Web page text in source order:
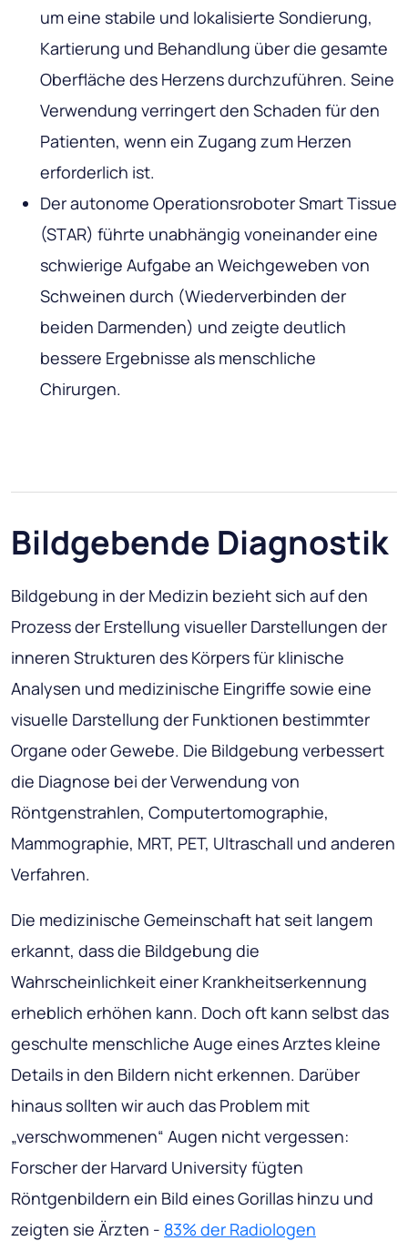
um eine stabile und lokalisierte Sondierung,
Kartierung und Behandlung über die gesamte
Oberfläche des Herzens durchzuführen. Seine
Verwendung verringert den Schaden für den
Patienten, wenn ein Zugang zum Herzen
erforderlich ist.
Der autonome Operationsroboter Smart Tissue
(STAR) führte unabhängig voneinander eine
schwierige Aufgabe an Weichgeweben von
Schweinen durch (Wiederverbinden der
beiden Darmenden) und zeigte deutlich
bessere Ergebnisse als menschliche
Chirurgen.
Bildgebende Diagnostik
Bildgebung in der Medizin bezieht sich auf den
Prozess der Erstellung visueller Darstellungen der
inneren Strukturen des Körpers für klinische
Analysen und medizinische Eingriffe sowie eine
visuelle Darstellung der Funktionen bestimmter
Organe oder Gewebe. Die Bildgebung verbessert
die Diagnose bei der Verwendung von
Röntgenstrahlen, Computertomographie,
Mammographie, MRT, PET, Ultraschall und anderen
Verfahren.
Die medizinische Gemeinschaft hat seit langem
erkannt, dass die Bildgebung die
Wahrscheinlichkeit einer Krankheitserkennung
erheblich erhöhen kann. Doch oft kann selbst das
geschulte menschliche Auge eines Arztes kleine
Details in den Bildern nicht erkennen. Darüber
hinaus sollten wir auch das Problem mit
„verschwommenen“ Augen nicht vergessen:
Forscher der Harvard University fügten
Röntgenbildern ein Bild eines Gorillas hinzu und
zeigten sie Ärzten - 83% der Radiologen